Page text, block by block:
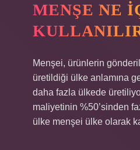
MENŞE NE
Menşei, ürünlerin
üretildiği ülke anlamına
daha fazla ülkede
maliyetinin %50’sinden
ülke menşei ülke olarak